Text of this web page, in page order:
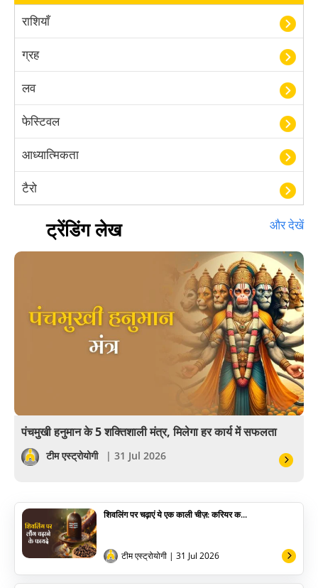
राशियाँ
ग्रह
लव
फेस्टिवल
आध्यात्मिकता
टैरो
हस्तरेखा शास्त्र
बॉलीवुड
खेल
सेलिब्रिटी
योग
अन्य
ट्रेंडिंग लेख और देखें
पंचमुखी हनुमान के 5 शक्तिशाली मंत्र, मिलेगा हर कार्य में सफलता
टीम एस्ट्रोयोगी | 31 Jul 2026
शिवलिंग पर चढ़ाएं ये एक काली चीज़: करियर क...
टीम एस्ट्रोयोगी | 31 Jul 2026